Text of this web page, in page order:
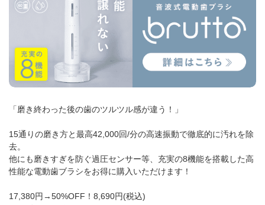
「磨き終わった後の歯のツルツル感が違う！」
15通りの磨き方と最高42,000回/分の高速振動で徹底的に汚れを除
去。
他にも磨きすぎを防ぐ過圧センサー等、充実の8機能を搭載した高
性能な電動歯ブラシをお得に購入いただけます！
17,380円→50%OFF！8,690円(税込)